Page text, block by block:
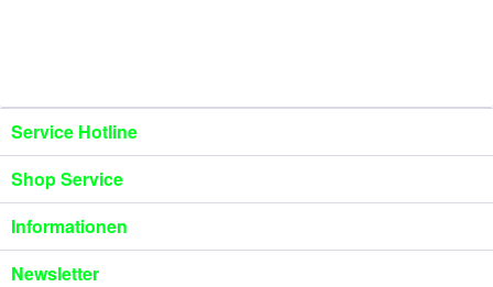
Service Hotline
Shop Service
Informationen
Newsletter